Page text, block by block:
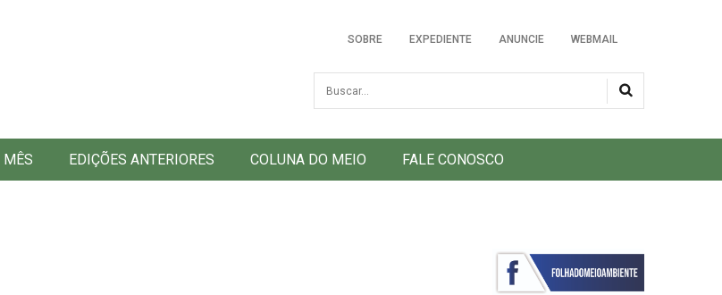
SOBRE EXPEDIENTE ANUNCIE WEBMAIL
Busca
MÊS EDIÇÕES ANTERIORES COLUNA DO MEIO FALE CONOSCO